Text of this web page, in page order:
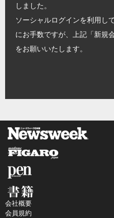
しました。
ソーシャルログインを利用し
にお手数ですが、上記「新規
をお願いいたします。
会社概要
会員規約